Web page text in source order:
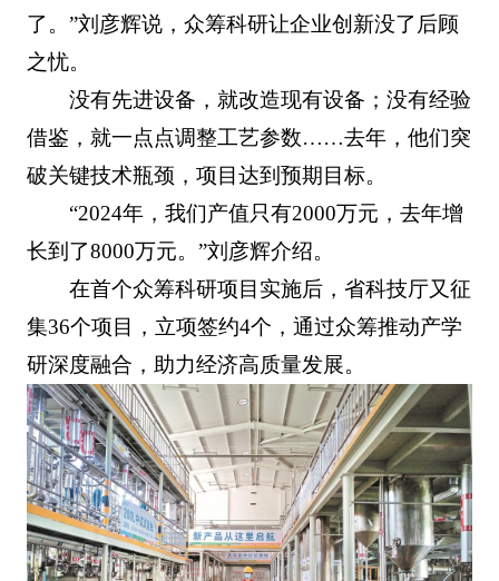
了。”刘彦辉说，众筹科研让企业创新没了后顾
之忧。
没有先进设备，就改造现有设备；没有经验
借鉴，就一点点调整工艺参数……去年，他们突
破关键技术瓶颈，项目达到预期目标。
“2024年，我们产值只有2000万元，去年增
长到了8000万元。”刘彦辉介绍。
在首个众筹科研项目实施后，省科技厅又征
集36个项目，立项签约4个，通过众筹推动产学
研深度融合，助力经济高质量发展。